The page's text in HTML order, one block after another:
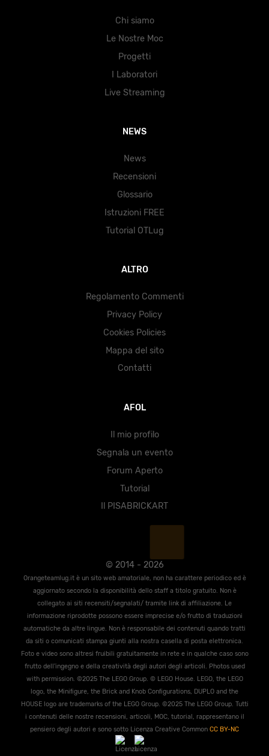
Chi siamo
Le Nostre Moc
Progetti
I Laboratori
Live Streaming
NEWS
News
Recensioni
Glossario
Istruzioni FREE
Tutorial OTLug
ALTRO
Regolamento Commenti
Privacy Policy
Cookies Policies
Mappa del sito
Contatti
AFOL
Il mio profilo
Segnala un evento
Forum Aperto
Tutorial
Il PISABRICKART
© 2014 - 2026
Orangeteamlug.it è un sito web amatoriale, non ha carattere periodico ed è
aggiornato secondo la disponibilità dello staff a titolo gratuito. Non è
collegato ai siti recensiti/segnalati/ tramite link di affiliazione. Le
informazione riprodotte possono essere imprecise e/o frutto di traduzioni
automatiche da altre lingue. Non è responsabile dei contenuti quando tratti
da siti o comunicati stampa giunti alla nostra casella di posta elettronica.
Foto e video sono altresi fruibili gratuitamente in rete e in qualche caso sono
frutto dell'ingegno e della creatività degli autori degli articoli. Photos used
with permission. ©2025 The LEGO Group. © LEGO House. LEGO, the LEGO
logo, the Miniﬁgure, the Brick and Knob Conﬁgurations, DUPLO and the
HOUSE logo are trademarks of the LEGO Group. ©2025 The LEGO Group. Tutti
i contenuti delle nostre recensioni, articoli, MOC, tutorial, rappresentano il
pensiero degli autori e sono sotto Licenza Creative Common CC BY-NC